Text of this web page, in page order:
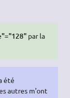
par la
été
autres m'ont